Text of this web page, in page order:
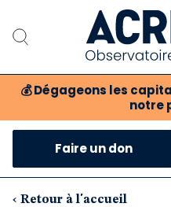
💰 Dégageons les
notre
Notre
Notre
Nos
Faire un don
‹ Retour à l'accueil